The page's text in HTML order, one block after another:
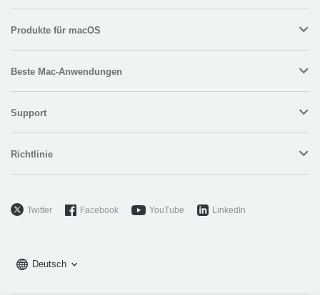
Produkte für macOS
Beste Mac-Anwendungen
Support
Richtlinie
Twitter Facebook YouTube LinkedIn
Deutsch